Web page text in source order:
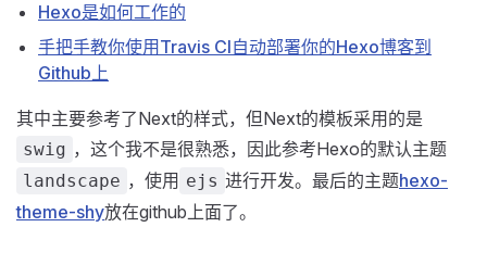
Hexo是如何工作的
手把手教你使用Travis CI自动部署你的Hexo博客到
Github上
其中主要参考了Next的样式，但Next的模板采用的是
swig ，这个我不是很熟悉，因此参考Hexo的默认主题
landscape ，使用 ejs 进行开发。最后的主题hexo-
theme-shy放在github上面了。